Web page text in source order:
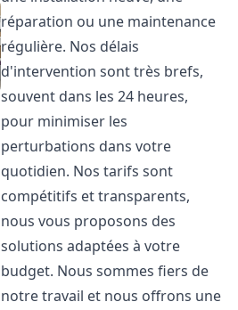
réparation ou une maintenance
régulière. Nos délais
d'intervention sont très brefs,
souvent dans les 24 heures,
pour minimiser les
perturbations dans votre
quotidien. Nos tarifs sont
compétitifs et transparents,
nous vous proposons des
solutions adaptées à votre
budget. Nous sommes fiers de
notre travail et nous offrons une